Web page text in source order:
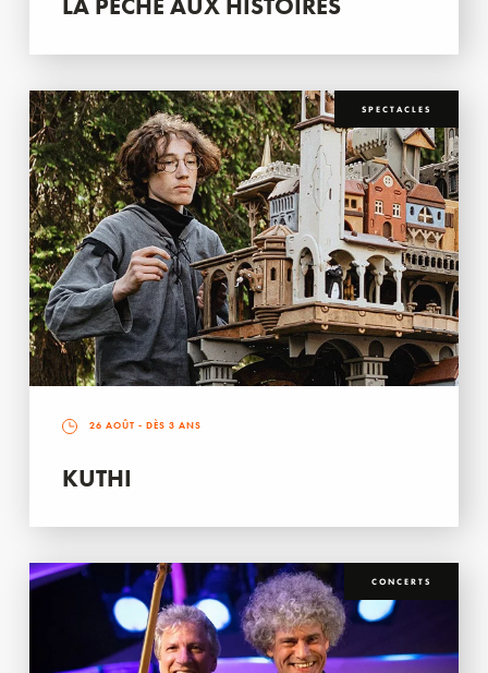
SPECTACLES
26 AOÛT - DÈS 3 ANS
KUTHI
CONCERTS